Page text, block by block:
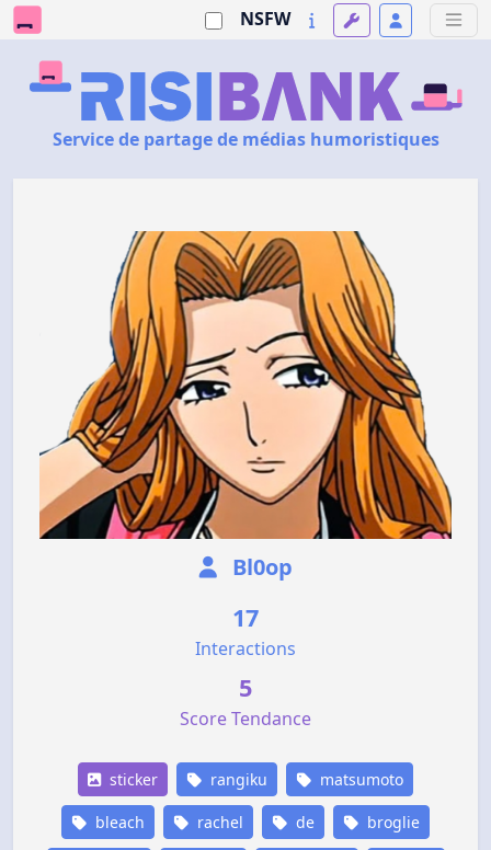
NSFW
Service de partage de médias humoristiques
Bl0op
17
Interactions
5
Score Tendance
sticker rangiku matsumoto
bleach rachel de broglie